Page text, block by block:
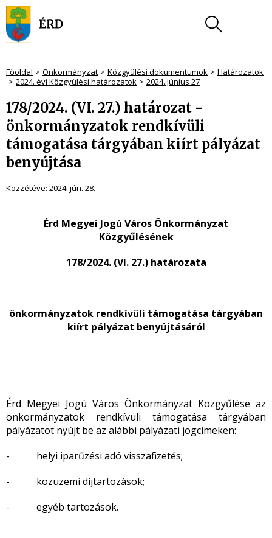
Főoldal Önkormányzat Közgyűlési dokumentumok
Határozatok
2024. évi Közgyűlési határozatok
2024. június 27
178/2024. (VI. 27.) határozat -
önkormányzatok rendkívüli
támogatása tárgyában kiírt pályázat
benyújtása
Közzétéve: 2024. jún. 28.
Érd Megyei Jogú Város Önkormányzat
Közgyűlésének
178/2024. (VI. 27.) határozata
önkormányzatok rendkívüli támogatása tárgyában
kiírt pályázat benyújtásáról
Érd Megyei Jogú Város Önkormányzat Közgyűlése az
önkormányzatok rendkívüli támogatása tárgyában
pályázatot nyújt be az alábbi pályázati jogcímeken:
- helyi iparűzési adó visszafizetés;
- közüzemi díjtartozások;
- egyéb tartozások.